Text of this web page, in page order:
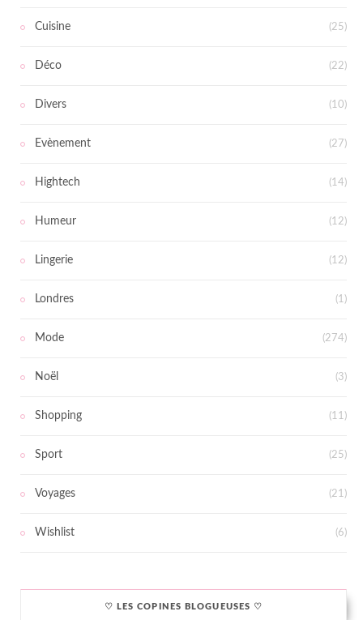
Cuisine (25)
Déco (22)
Divers (10)
Evènement (27)
Hightech (14)
Humeur (12)
Lingerie (12)
Londres (1)
Mode (274)
Noël (3)
Shopping (11)
Sport (25)
Voyages (21)
Wishlist (6)
♡ LES COPINES BLOGUEUSES ♡